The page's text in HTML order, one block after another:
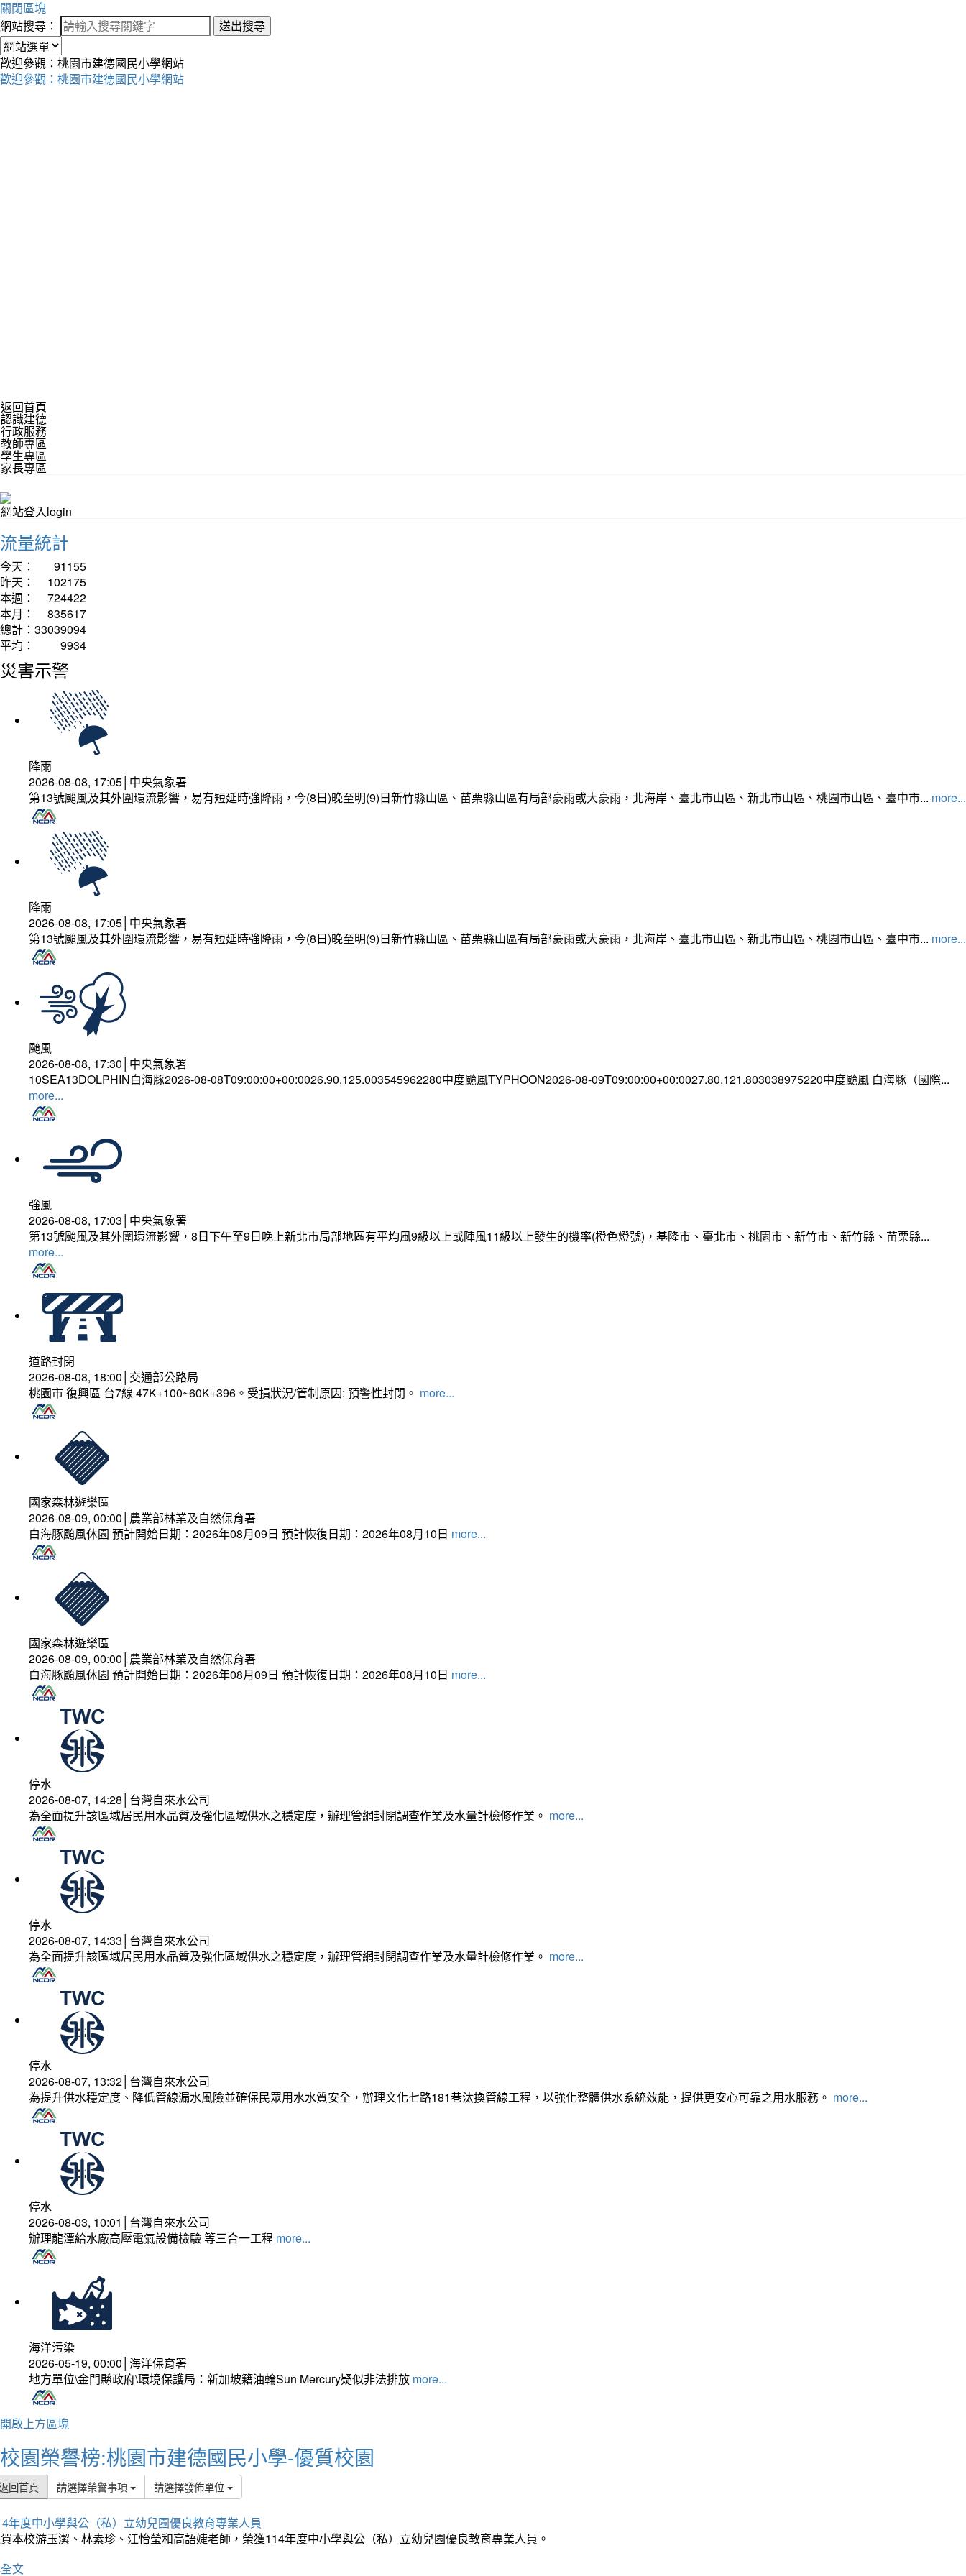
關閉區塊
網站搜尋：
送出搜尋
歡迎參觀：桃園市建德國民小學網站
歡迎參觀：桃園市建德國民小學網站
返回首頁
認識建德
行政服務
教師專區
學生專區
家長專區
網站登入login
流量統計
今天：
91155
昨天：
102175
本週：
724422
本月：
835617
總計： 33039094
平均：
9934
災害示警
降雨
2026-08-08, 17:05│中央氣象署
第13號颱風及其外圍環流影響，易有短延時強降雨，今(8日)晚至明(9)日新竹縣山區、苗栗縣山區有局部豪雨或大豪雨，北海岸、臺北市山區、新北市山區、桃園市山區、臺中市... more...
降雨
2026-08-08, 17:05│中央氣象署
第13號颱風及其外圍環流影響，易有短延時強降雨，今(8日)晚至明(9)日新竹縣山區、苗栗縣山區有局部豪雨或大豪雨，北海岸、臺北市山區、新北市山區、桃園市山區、臺中市... more...
颱風
2026-08-08, 17:30│中央氣象署
10SEA13DOLPHIN白海豚2026-08-08T09:00:00+00:0026.90,125.003545962280中度颱風TYPHOON2026-08-09T09:00:00+00:0027.80,121.803038975220中度颱風 白海豚（國際...
more...
強風
2026-08-08, 17:03│中央氣象署
第13號颱風及其外圍環流影響，8日下午至9日晚上新北市局部地區有平均風9級以上或陣風11級以上發生的機率(橙色燈號)，基隆市、臺北市、桃園市、新竹市、新竹縣、苗栗縣...
more...
道路封閉
2026-08-08, 18:00│交通部公路局
桃園市 復興區 台7線 47K+100~60K+396。受損狀況/管制原因: 預警性封閉。 more...
國家森林遊樂區
2026-08-09, 00:00│農業部林業及自然保育署
白海豚颱風休園 預計開始日期：2026年08月09日 預計恢復日期：2026年08月10日 more...
國家森林遊樂區
2026-08-09, 00:00│農業部林業及自然保育署
白海豚颱風休園 預計開始日期：2026年08月09日 預計恢復日期：2026年08月10日 more...
停水
2026-08-07, 14:28│台灣自來水公司
為全面提升該區域居民用水品質及強化區域供水之穩定度，辦理管網封閉調查作業及水量計檢修作業。 more...
停水
2026-08-07, 14:33│台灣自來水公司
為全面提升該區域居民用水品質及強化區域供水之穩定度，辦理管網封閉調查作業及水量計檢修作業。 more...
停水
2026-08-07, 13:32│台灣自來水公司
為提升供水穩定度、降低管線漏水風險並確保民眾用水水質安全，辦理文化七路181巷汰換管線工程，以強化整體供水系統效能，提供更安心可靠之用水服務。 more...
停水
2026-08-03, 10:01│台灣自來水公司
辦理龍潭給水廠高壓電氣設備檢驗 等三合一工程 more...
海洋污染
2026-05-19, 00:00│海洋保育署
地方單位\金門縣政府\環境保護局：新加坡籍油輪Sun Mercury疑似非法排放 more...
開啟上方區塊
校園榮譽榜:桃園市建德國民小學-優質校園
回首頁 請選擇榮譽事項 請選擇發佈單位
年度中小學與公（私）立幼兒園優良教育專業人員
本校游玉潔、林素珍、江怡瑩和高語婕老師，榮獲114年度中小學與公（私）立幼兒園優良教育專業人員。
文